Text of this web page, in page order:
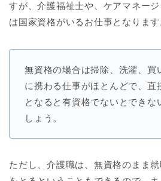
すが、介護福祉士や、ケアマネー
は国家資格がいるお仕事となります
無資格の場合は掃除、洗濯、買
に携わる仕事がほとんどで、直
となると有資格でないとできな
しょう。
ただし、介護職は、無資格のまま